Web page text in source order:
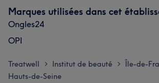
Marques utilisées dans cet
Ongles24
OPI
Treatwell > Institut de beauté > Île-de-
Hauts-de-Seine